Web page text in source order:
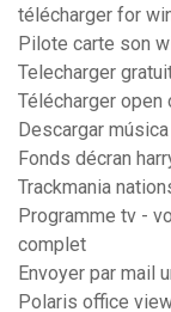
télécharger for
Pilote carte son
Telecharger
Télécharger open
Descargar
Fonds décran
Trackmania
Programme tv -
complet
Envoyer par mail
Polaris office